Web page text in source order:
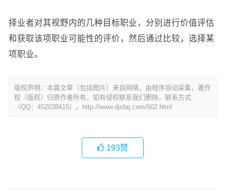
择业者对其视野内的几种目标职业，分别进行价值评估
和获取该项职业可能性的评价，然后通过比较，选择某
项职业。
版权声明：本篇文章（包括图片）来自网络，由程序自动采集，著作
权（版权）归原作者所有，如有侵权联系我们删除，联系方式
（QQ：452038415）。http://www.djsbq.com/502.html
193赞